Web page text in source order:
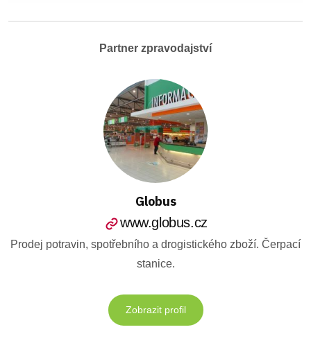
Partner zpravodajství
Globus
www.globus.cz
Prodej potravin, spotřebního a drogistického zboží. Čerpací
stanice.
Zobrazit profil